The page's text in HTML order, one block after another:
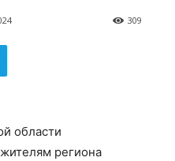
309
области
региона